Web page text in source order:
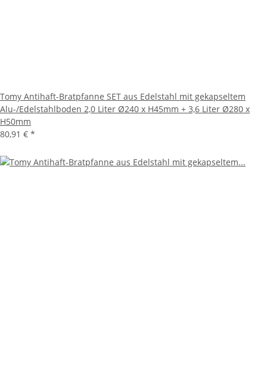
Tomy Antihaft-Bratpfanne SET aus Edelstahl mit gekapseltem
Alu-/Edelstahlboden 2,0 Liter Ø240 x H45mm + 3,6 Liter Ø280 x
H50mm
80,91 € *